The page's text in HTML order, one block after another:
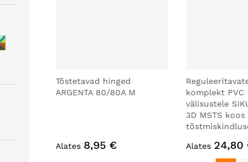
Tõstetavad hinged
ARGENTA 80/80A M
Alates 8,95 €
komplekt PVC
välisustele
3D MSTS koos
Alates 24,80